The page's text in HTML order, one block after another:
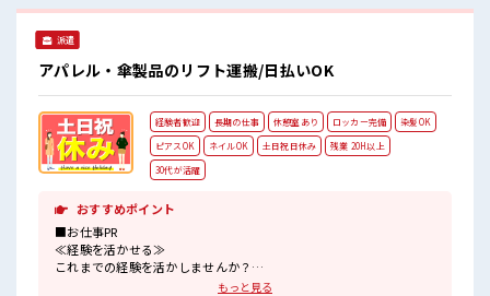
派遣
アパレル・傘製品のリフト運搬/日払いOK
経験者歓迎 長期の仕事 休憩室あり ロッカー完備
染髪OK
ピアスOK
ネイルOK 土日祝日休み
残業 20H以上
30代が活躍
おすすめポイント
■お仕事PR
≪経験を活かせる≫
これまでの経験を活かしませんか？
もっと見る